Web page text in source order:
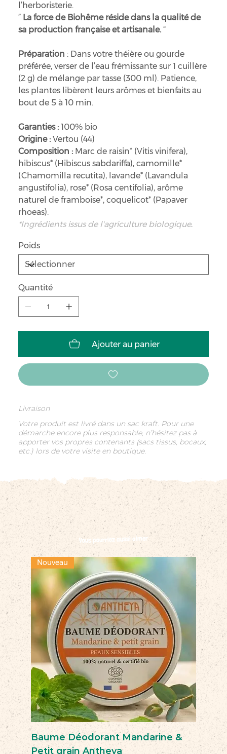
l’herboristerie.
” La force de Biohême réside dans la qualité de
sa production française et artisanale. “
Préparation : Dans votre théière ou gourde
préférée, verser de l’eau frémissante sur 1 cuillère
(2 g) de mélange par tasse (300 ml). Patience,
les plantes libèrent leurs arômes et bienfaits au
bout de 5 à 10 min.
Garanties : 100% bio
Origine :Vertou (44)
Composition : Marc de raisin* (Vitis vinifera),
hibiscus* (Hibiscus sabdariffa), camomille*
(Chamomilla recutita), lavande* (Lavandula
angustifolia), rose* (Rosa centifolia), arôme
naturel de framboise*, coquelicot* (Papaver
rhoeas).
*Ingrédients issus de l'agriculture biologique.
Poids
Quantité
Ajouter au panier
Livraison
Votre produit est livré dans un sac kraft. Pour une
démarche encore plus responsable, n’hésitez pas à
apporter vos propres contenants (sacs tissus, bocaux,
etc.) lors de votre visite en boutique.
Vous pourriez aussi aimer
Nouveau
Baume Déodorant Mandarine &
Petit grain Antheya